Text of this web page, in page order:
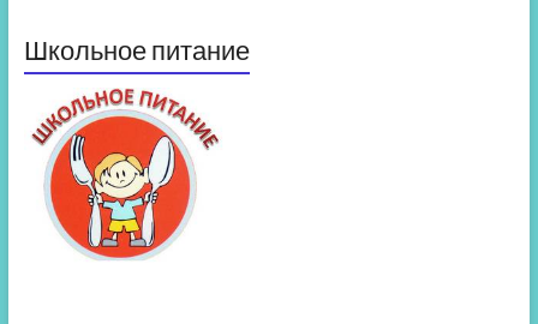
Школьное питание